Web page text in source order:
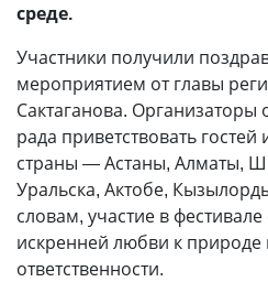
среде.
Участники получили
мероприятием от главы
Сактаганова. Организаторы
рада приветствовать гостей
страны — Астаны, Алматы,
Уральска, Актобе,
словам, участие в
искренней любви к
ответственности.